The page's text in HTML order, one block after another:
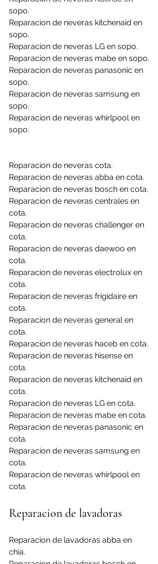
sopo.
Reparacion de neveras kitchenaid en
sopo.
Reparacion de neveras LG en sopo.
Reparacion de neveras mabe en sopo.
Reparacion de neveras panasonic en
sopo.
Reparacion de neveras samsung en
sopo.
Reparacion de neveras whirlpool en
sopo.
Reparacion de neveras cota.
Reparacion de neveras abba en cota.
Reparacion de neveras bosch en cota.
Reparacion de neveras centrales en
cota.
Reparacion de neveras challenger en
cota.
Reparacion de neveras daewoo en
cota.
Reparacion de neveras electrolux en
cota.
Reparacion de neveras frigidaire en
cota.
Reparacion de neveras general en
cota.
Reparacion de neveras haceb en cota.
Reparacion de neveras hisense en
cota.
Reparacion de neveras kitchenaid en
cota.
Reparacion de neveras LG en cota.
Reparacion de neveras mabe en cota.
Reparacion de neveras panasonic en
cota.
Reparacion de neveras samsung en
cota.
Reparacion de neveras whirlpool en
cota.
Reparacion de lavadoras
Reparacion de lavadoras abba en
chia.